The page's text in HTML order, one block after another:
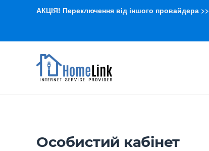
АКЦІЯ! Переключення від іншого провайдера >>
Особистий кабінет